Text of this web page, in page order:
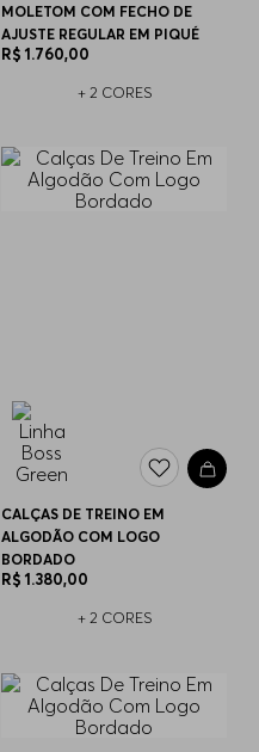
MOLETOM COM FECHO DE
AJUSTE REGULAR EM PIQUÉ
R$ 1.760,00
+ 2 CORES
CALÇAS DE TREINO EM
ALGODÃO COM LOGO
BORDADO
R$ 1.380,00
+ 2 CORES